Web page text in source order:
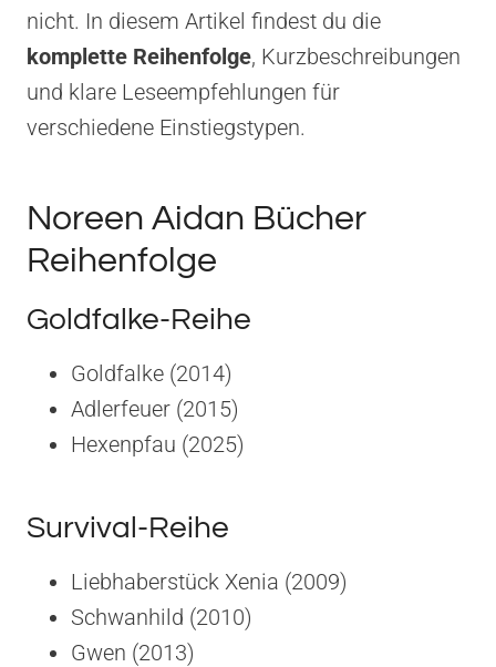
nicht. In diesem Artikel findest du die
komplette Reihenfolge, Kurzbeschreibungen
und klare Leseempfehlungen für
verschiedene Einstiegstypen.
Noreen Aidan Bücher
Reihenfolge
Goldfalke-Reihe
Goldfalke (2014)
Adlerfeuer (2015)
Hexenpfau (2025)
Survival-Reihe
Liebhaberstück Xenia (2009)
Schwanhild (2010)
Gwen (2013)